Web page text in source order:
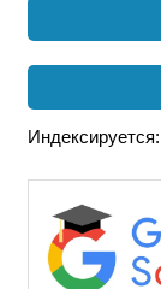
Индексируется: